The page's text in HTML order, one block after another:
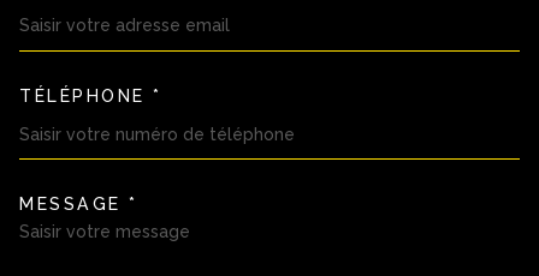
TÉLÉPHONE *
MESSAGE *